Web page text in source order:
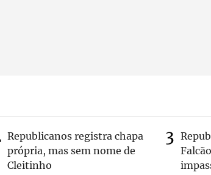
Republicanos registra chapa
própria, mas sem nome de
Cleitinho